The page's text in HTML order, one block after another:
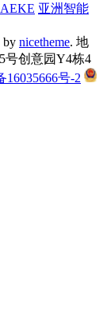
亚洲智能
by nicetheme. 地
号创意园Y4栋4
16035666号-2